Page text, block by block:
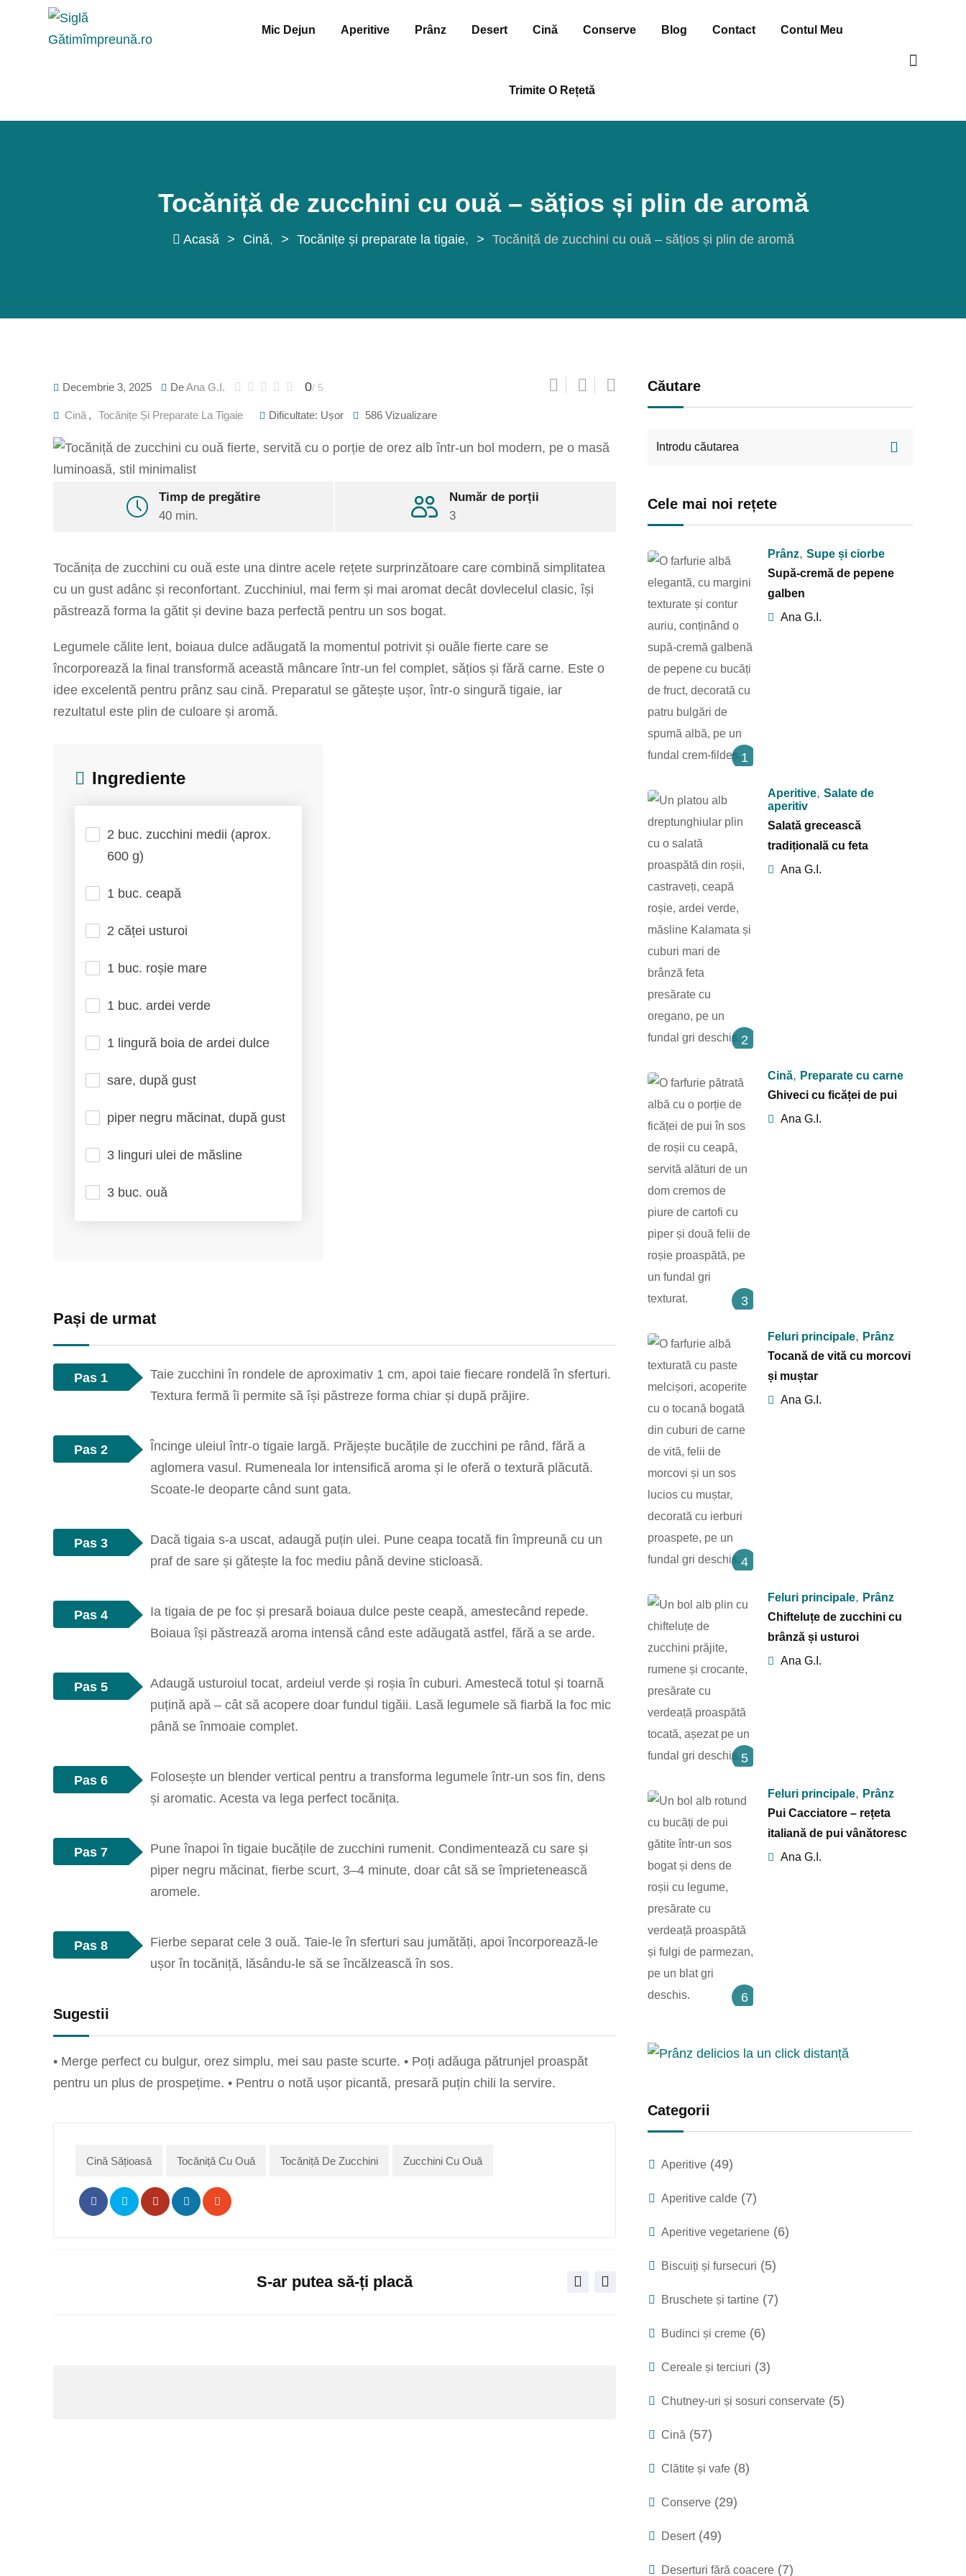
Mic Dejun Aperitive Prânz Desert Cină Conserve Blog Contact Contul Meu
Trimite O Rețetă
Tocăniță de zucchini cu ouă – sățios și plin de aromă
Acasă > Cină > Tocănițe și preparate la tigaie > Tocăniță de zucchini cu ouă – sățios și plin de aromă
Decembrie 3, 2025 DeAna G.I. 0/ 5
Cină , Tocănițe Și Preparate La Tigaie Dificultate: Ușor 586 Vizualizare
Timp de pregătire
40 min.
Număr de porții
3
Tocănița de zucchini cu ouă este una dintre acele rețete surprinzătoare care combină simplitatea
cu un gust adânc și reconfortant. Zucchiniul, mai ferm și mai aromat decât dovlecelul clasic, își
păstrează forma la gătit și devine baza perfectă pentru un sos bogat.
Legumele călite lent, boiaua dulce adăugată la momentul potrivit și ouăle fierte care se
încorporează la final transformă această mâncare într-un fel complet, sățios și fără carne. Este o
idee excelentă pentru prânz sau cină. Preparatul se gătește ușor, într-o singură tigaie, iar
rezultatul este plin de culoare și aromă.
Ingrediente
2 buc. zucchini medii (aprox.
600 g)
1 buc. ceapă
2 căței usturoi
1 buc. roșie mare
1 buc. ardei verde
1 lingură boia de ardei dulce
sare, după gust
piper negru măcinat, după gust
3 linguri ulei de măsline
3 buc. ouă
Pași de urmat
Pas 1
Taie zucchini în rondele de aproximativ 1 cm, apoi taie fiecare rondelă în sferturi.
Textura fermă îi permite să își păstreze forma chiar și după prăjire.
Pas 2
Încinge uleiul într-o tigaie largă. Prăjește bucățile de zucchini pe rând, fără a
aglomera vasul. Rumeneala lor intensifică aroma și le oferă o textură plăcută.
Scoate-le deoparte când sunt gata.
Pas 3
Dacă tigaia s-a uscat, adaugă puțin ulei. Pune ceapa tocată fin împreună cu un
praf de sare și gătește la foc mediu până devine sticloasă.
Pas 4
Ia tigaia de pe foc și presară boiaua dulce peste ceapă, amestecând repede.
Boiaua își păstrează aroma intensă când este adăugată astfel, fără a se arde.
Pas 5
Adaugă usturoiul tocat, ardeiul verde și roșia în cuburi. Amestecă totul și toarnă
puțină apă – cât să acopere doar fundul tigăii. Lasă legumele să fiarbă la foc mic
până se înmoaie complet.
Pas 6
Folosește un blender vertical pentru a transforma legumele într-un sos fin, dens
și aromatic. Acesta va lega perfect tocănița.
Pas 7
Pune înapoi în tigaie bucățile de zucchini rumenit. Condimentează cu sare și
piper negru măcinat, fierbe scurt, 3–4 minute, doar cât să se împrietenească
aromele.
Pas 8
Fierbe separat cele 3 ouă. Taie-le în sferturi sau jumătăți, apoi încorporează-le
ușor în tocăniță, lăsându-le să se încălzească în sos.
Sugestii
• Merge perfect cu bulgur, orez simplu, mei sau paste scurte. • Poți adăuga pătrunjel proaspăt
pentru un plus de prospețime. • Pentru o notă ușor picantă, presară puțin chili la servire.
Cină Sățioasă Tocăniță Cu Ouă Tocăniță De Zucchini Zucchini Cu Ouă
PinterestShare
Print
S-ar putea să-ți placă
Căutare
Cele mai noi rețete
1
Prânz,Supe și ciorbe
Supă-cremă de pepene
galben
Ana G.I.
2
Aperitive,Salate de
aperitiv
Salată grecească
tradițională cu feta
Ana G.I.
3
Cină, Preparate cu carne
Ghiveci cu ficăței de pui
Ana G.I.
4
Feluri principale, Prânz
Tocană de vită cu morcovi
și muștar
Ana G.I.
5
Feluri principale, Prânz
Chifteluțe de zucchini cu
brânză și usturoi
Ana G.I.
6
Feluri principale, Prânz
Pui Cacciatore – rețeta
italiană de pui vânătoresc
Ana G.I.
Categorii
Aperitive(49)
Aperitive calde(7)
Aperitive vegetariene(6)
Biscuiți și fursecuri (5)
Bruschete și tartine(7)
Budinci și creme(6)
Cereale și terciuri (3)
Chutney-uri și sosuri conservate(5)
Cină(57)
Clătite și vafe(8)
Conserve(29)
Desert(49)
Deserturi fără coacere(7)